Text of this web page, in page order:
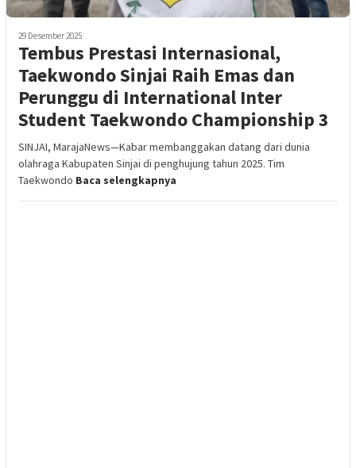
29 Desember 2025
Tembus Prestasi Internasional,
Taekwondo Sinjai Raih Emas dan
Perunggu di International Inter
Student Taekwondo Championship 3
SINJAI, MarajaNews—Kabar membanggakan datang dari dunia
olahraga Kabupaten Sinjai di penghujung tahun 2025. Tim
Taekwondo Baca selengkapnya